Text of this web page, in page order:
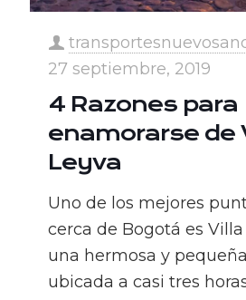
27 septiembre, 2019
4 Razones para
enamorarse de
Leyva
Uno de los mejores
cerca de Bogotá es Villa
una hermosa y
ubicada a casi tres